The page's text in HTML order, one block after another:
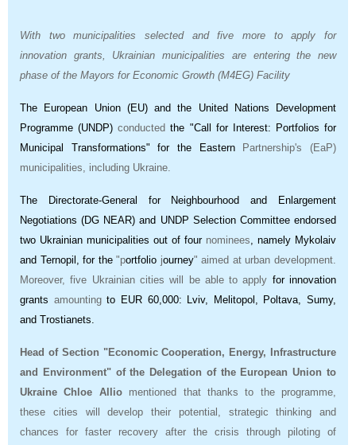
With two municipalities selected and five more to apply for
innovation grants, Ukrainian municipalities are entering the new
phase of the Mayors for Economic Growth (M4EG) Facility
The European Union (EU) and the United Nations Development
Programme (UNDP)conducted the "Call for Interest: Portfolios for
Municipal Transformations" for the Eastern
Partnership's (EaP)
municipalities, including Ukraine.
The Directorate-General for Neighbourhood and Enlargement
Negotiations (DG NEAR) and UNDP Selection Committee endorsed
two Ukrainian municipalities out of fournominees , namely Mykolaiv
and Ternopil, for the"portfolio journey" aimed at urban development.
Moreover, five Ukrainian cities will be able to apply for innovation
grants amountingto EUR 60,000: Lviv, Melitopol, Poltava, Sumy,
and Trostianets.
Head of Section "Economic Cooperation, Energy, Infrastructure
and Environment" of the Delegation of the European Union to
Ukraine Chloe Alliomentioned that thanks to the programme,
these cities will develop their potential, strategic thinking and
chances for faster recovery after the crisis through piloting of